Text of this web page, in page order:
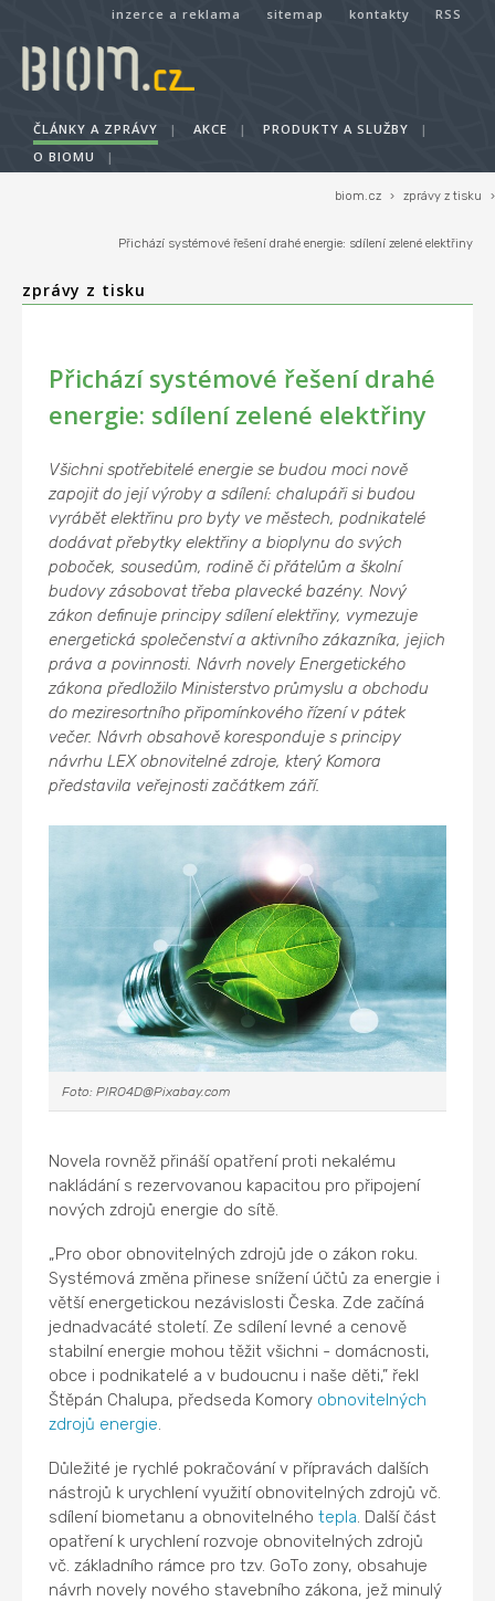
inzerce a reklama sitemap kontakty RSS
ČLÁNKY A ZPRÁVY | AKCE | PRODUKTY A SLUŽBY
|
O BIOMU
|
biom.cz › zprávy z tisku ›
Přichází systémové řešení drahé energie: sdílení zelené elektřiny
zprávy z tisku
Přichází systémové řešení drahé
energie: sdílení zelené elektřiny
Všichni spotřebitelé energie se budou moci nově
zapojit do její výroby a sdílení: chalupáři si budou
vyrábět elektřinu pro byty ve městech, podnikatelé
dodávat přebytky elektřiny a bioplynu do svých
poboček, sousedům, rodině či přátelům a školní
budovy zásobovat třeba plavecké bazény. Nový
zákon definuje principy sdílení elektřiny, vymezuje
energetická společenství a aktivního zákazníka, jejich
práva a povinnosti. Návrh novely Energetického
zákona předložilo Ministerstvo průmyslu a obchodu
do meziresortního připomínkového řízení v pátek
večer. Návrh obsahově koresponduje s principy
návrhu LEX obnovitelné zdroje, který Komora
představila veřejnosti začátkem září.
Foto: PIRO4D@Pixabay.com
Novela rovněž přináší opatření proti nekalému
nakládání s rezervovanou kapacitou pro připojení
nových zdrojů energie do sítě.
„Pro obor obnovitelných zdrojů jde o zákon roku.
Systémová změna přinese snížení účtů za energie i
větší energetickou nezávislosti Česka. Zde začíná
jednadvacáté století. Ze sdílení levné a cenově
stabilní energie mohou těžit všichni - domácnosti,
obce i podnikatelé a v budoucnu i naše děti,” řekl
Štěpán Chalupa, předseda Komory obnovitelných
zdrojů energie.
Důležité je rychlé pokračování v přípravách dalších
nástrojů k urychlení využití obnovitelných zdrojů vč.
sdílení biometanu a obnovitelnéhotepla. Další část
opatření k urychlení rozvoje obnovitelných zdrojů
vč. základního rámce pro tzv. GoTo zony, obsahuje
návrh novely nového stavebního zákona, jež minulý